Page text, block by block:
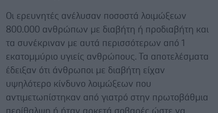
Οι ερευνητές ανέλυσαν ποσοστά λοιμώξεων
800.000 ανθρώπων με διαβήτη ή προδιαβήτη και
τα συνέκριναν με αυτά περισσότερων από 1
εκατομμύριο υγιείς ανθρώπους. Τα αποτελέσματα
έδειξαν ότι άνθρωποι με διαβήτη είχαν
υψηλότερο κίνδυνο λοιμώξεων που
αντιμετωπίστηκαν από γιατρό στην πρωτοβάθμια
περίθαλψη ή ήταν αρκετά σοβαρές ώστε να